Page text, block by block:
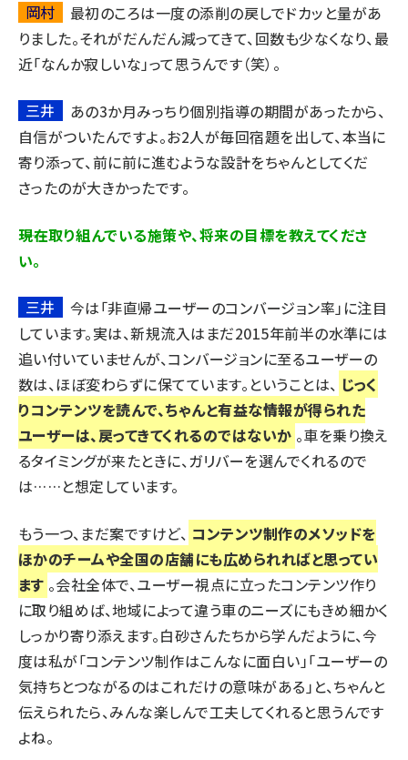
岡村
最初のころは一度の添削の戻しでドカッと量があ
りました。それがだんだん減ってきて、回数も少なくなり、最
近「なんか寂しいな」って思うんです（笑）。
三井
あの3か月みっちり個別指導の期間があったから、
自信がついたんですよ。お2人が毎回宿題を出して、本当に
寄り添って、前に前に進むような設計をちゃんとしてくだ
さったのが大きかったです。
――現在取り組んでいる施策や、将来の目標を教えてくださ
い。
三井
今は「非直帰ユーザーのコンバージョン率」に注目
しています。実は、新規流入はまだ2015年前半の水準には
追い付いていませんが、コンバージョンに至るユーザーの
数は、ほぼ変わらずに保てています。ということは、 じっく
りコンテンツを読んで、ちゃんと有益な情報が得られた
ユーザーは、戻ってきてくれるのではないか 。車を乗り換え
るタイミングが来たときに、ガリバーを選んでくれるので
は……と想定しています。
もう一つ、まだ案ですけど、 コンテンツ制作のメソッドを
ほかのチームや全国の店舗にも広められればと思ってい
ます 。会社全体で、ユーザー視点に立ったコンテンツ作り
に取り組めば、地域によって違う車のニーズにもきめ細かく
しっかり寄り添えます。白砂さんたちから学んだように、今
度は私が「コンテンツ制作はこんなに面白い」「ユーザーの
気持ちとつながるのはこれだけの意味がある」と、ちゃんと
伝えられたら、みんな楽しんで工夫してくれると思うんです
よね。